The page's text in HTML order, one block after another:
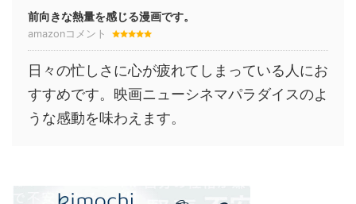
前向きな熱量を感じる漫画です。
amazonコメント
日々の忙しさに心が疲れてしまっている人にお
すすめです。映画ニューシネマパラダイスのよ
うな感動を味わえます。